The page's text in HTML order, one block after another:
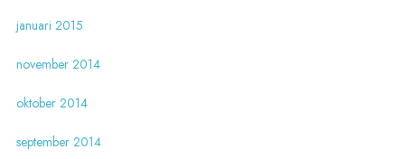
januari 2015
november 2014
oktober 2014
september 2014